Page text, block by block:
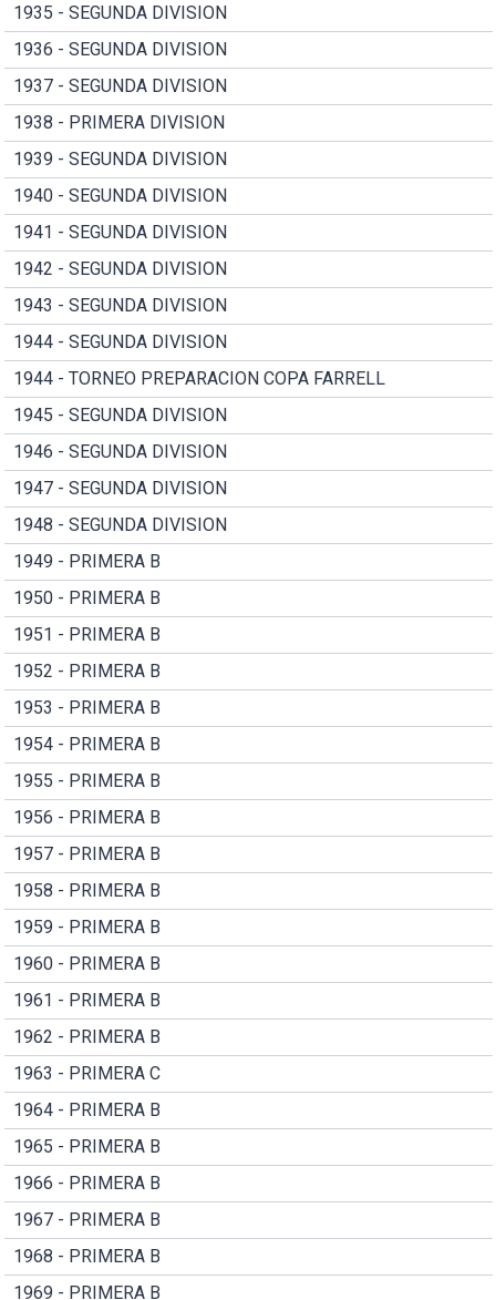
1935 - SEGUNDA DIVISION
1936 - SEGUNDA DIVISION
1937 - SEGUNDA DIVISION
1938 - PRIMERA DIVISION
1939 - SEGUNDA DIVISION
1940 - SEGUNDA DIVISION
1941 - SEGUNDA DIVISION
1942 - SEGUNDA DIVISION
1943 - SEGUNDA DIVISION
1944 - SEGUNDA DIVISION
1944 - TORNEO PREPARACION COPA FARRELL
1945 - SEGUNDA DIVISION
1946 - SEGUNDA DIVISION
1947 - SEGUNDA DIVISION
1948 - SEGUNDA DIVISION
1949 - PRIMERA B
1950 - PRIMERA B
1951 - PRIMERA B
1952 - PRIMERA B
1953 - PRIMERA B
1954 - PRIMERA B
1955 - PRIMERA B
1956 - PRIMERA B
1957 - PRIMERA B
1958 - PRIMERA B
1959 - PRIMERA B
1960 - PRIMERA B
1961 - PRIMERA B
1962 - PRIMERA B
1963 - PRIMERA C
1964 - PRIMERA B
1965 - PRIMERA B
1966 - PRIMERA B
1967 - PRIMERA B
1968 - PRIMERA B
1969 - PRIMERA B